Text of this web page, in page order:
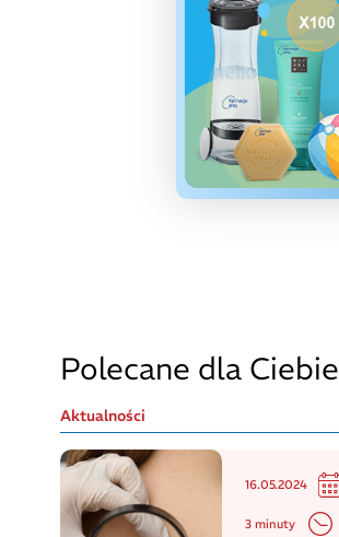
Polecane dla Ciebie
Aktualności
16.05.2024
3 minuty